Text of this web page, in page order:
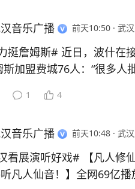
音乐广播 前天10:50 · 武
挺詹姆斯# 近日，波什在
斯加盟费城76人：“很多
疯了。每个人都渴望一枚
1 4
音乐广播 前天10:48 · 武
看展演听好戏# 【凡人修
凡人仙音！】全网69亿